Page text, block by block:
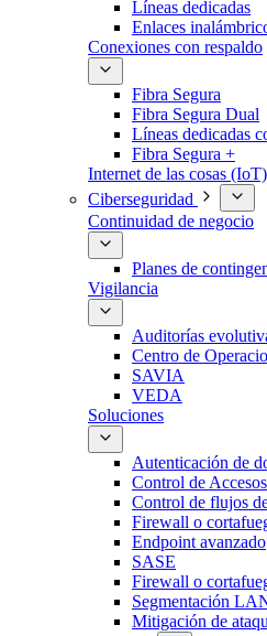
Líneas dedicadas
Enlaces
Conexiones con respaldo
Fibra Segura
Fibra Segura Dual
Líneas dedicadas
Fibra Segura +
Internet de las cosas (IoT)
Ciberseguridad
Continuidad de negocio
Planes de
Vigilancia
Auditorías
Centro de
SAVIA
VEDA
Soluciones
Autenticación de
Control de
Control de flujos
Firewall o
Endpoint avanzado
SASE
Firewall o
Segmentación
Mitigación de